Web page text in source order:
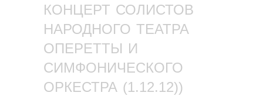
КОНЦЕРТ СОЛИСТОВ
НАРОДНОГО ТЕАТРА
ОПЕРЕТТЫ И
СИМФОНИЧЕСКОГО
ОРКЕСТРА (1.12.12))